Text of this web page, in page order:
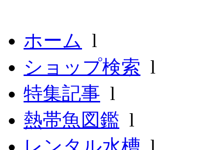
ホーム l
ショップ検索 l
特集記事 l
熱帯魚図鑑 l